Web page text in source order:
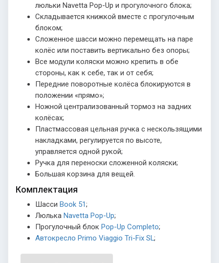
люльки Navetta Pop-Up и прогулочного блока;
Складывается книжкой вместе с прогулочным
блоком;
Сложенное шасси можно перемещать на паре
колёс или поставить вертикально без опоры;
Все модули коляски можно крепить в обе
стороны, как к себе, так и от себя;
Передние поворотные колёса блокируются в
положении «прямо»;
Ножной централизованный тормоз на задних
колёсах;
Пластмассовая цельная ручка с нескользящими
накладками, регулируется по высоте,
управляется одной рукой;
Ручка для переноски сложенной коляски;
Большая корзина для вещей.
Комплектация
Шасси Book 51;
Люлька Navetta Pop-Up;
Прогулочный блок Pop-Up Completo;
Автокресло Primo Viaggio Tri-Fix SL;